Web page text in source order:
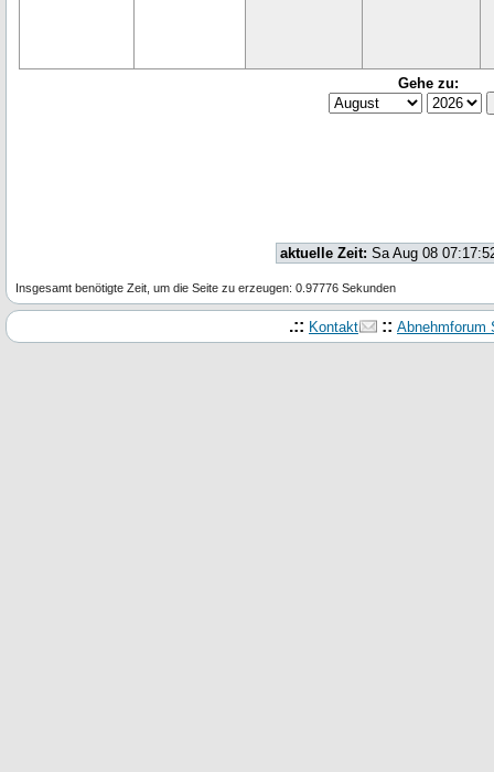
Gehe zu:
aktuelle Zeit: Sa Aug 08
Insgesamt benötigte Zeit, um die Seite zu erzeugen: 0.97776 Sekunden
.:: Kontakt :: Abnehmforum